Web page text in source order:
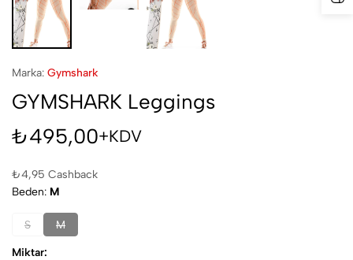
Marka: Gymshark
GYMSHARK Leggings
₺495,00+KDV
₺4,95 Cashback
Beden M
S M
Miktar: